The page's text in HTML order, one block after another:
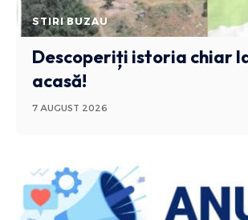
STIRI BUZAU
Descoperiți istoria chiar
acasă!
7 AUGUST 2026